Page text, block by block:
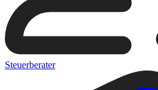
Steuerberater